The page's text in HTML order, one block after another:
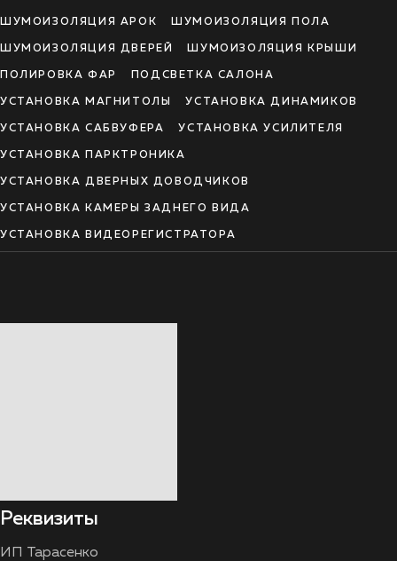
ШУМОИЗОЛЯЦИЯ АРОК ШУМОИЗОЛЯЦИЯ ПОЛА
ШУМОИЗОЛЯЦИЯ ДВЕРЕЙ ШУМОИЗОЛЯЦИЯ КРЫШИ
ПОЛИРОВКА ФАР ПОДСВЕТКА САЛОНА
УСТАНОВКА МАГНИТОЛЫ УСТАНОВКА ДИНАМИКОВ
УСТАНОВКА САБВУФЕРА УСТАНОВКА УСИЛИТЕЛЯ
УСТАНОВКА ПАРКТРОНИКА
УСТАНОВКА ДВЕРНЫХ ДОВОДЧИКОВ
УСТАНОВКА КАМЕРЫ ЗАДНЕГО ВИДА
УСТАНОВКА ВИДЕОРЕГИСТРАТОРА
Реквизиты
ИП Тарасенко